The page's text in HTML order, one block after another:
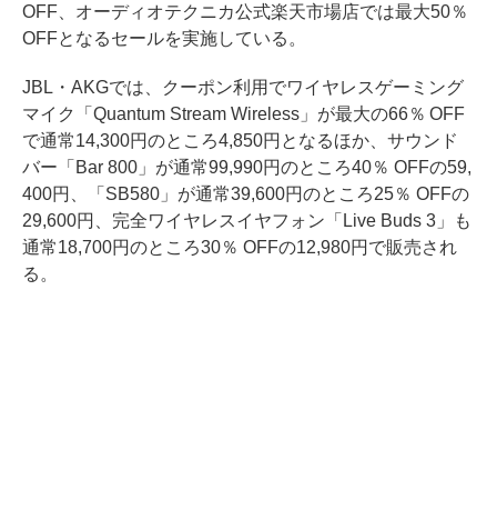
OFF、オーディオテクニカ公式楽天市場店では最大50％
OFFとなるセールを実施している。
JBL・AKGでは、クーポン利用でワイヤレスゲーミング
マイク「Quantum Stream Wireless」が最大の66％ OFF
で通常14,300円のところ4,850円となるほか、サウンド
バー「Bar 800」が通常99,990円のところ40％ OFFの59,
400円、「SB580」が通常39,600円のところ25％ OFFの
29,600円、完全ワイヤレスイヤフォン「Live Buds 3」も
通常18,700円のところ30％ OFFの12,980円で販売され
る。